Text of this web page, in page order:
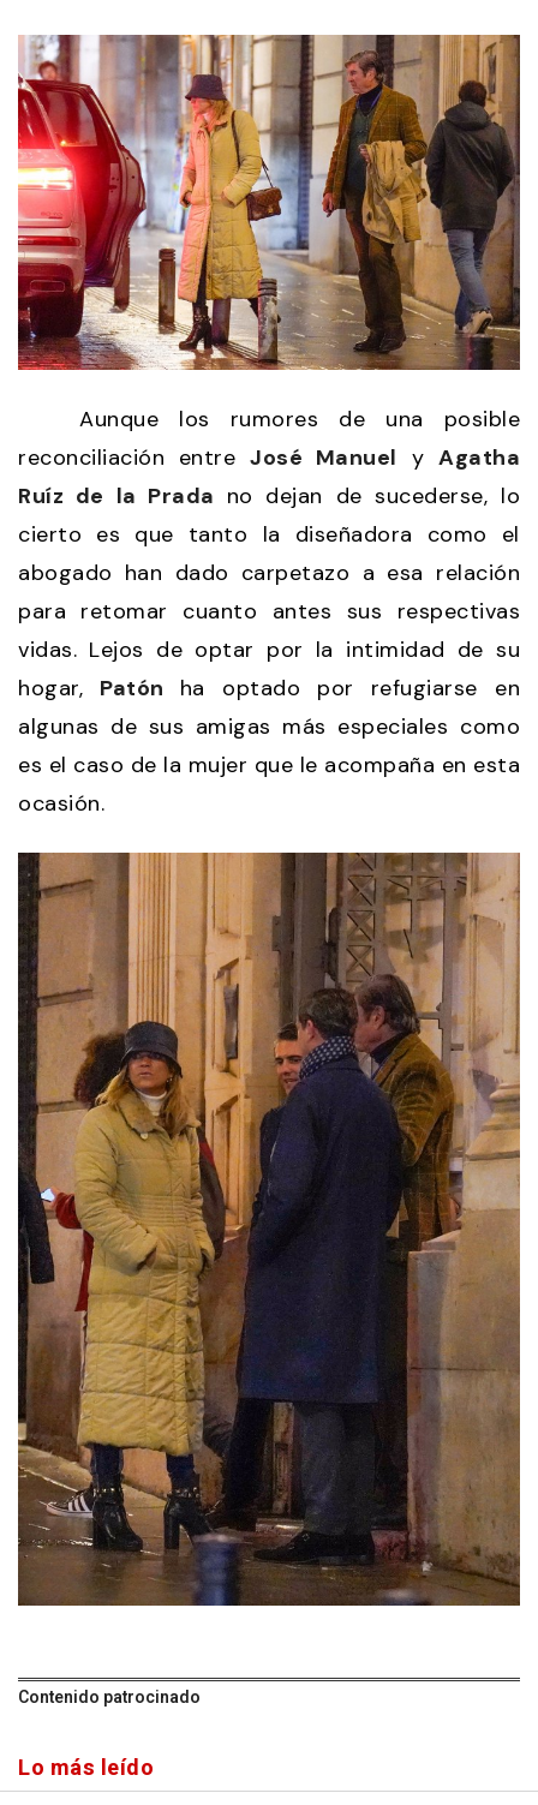
Aunque los rumores de una posible
reconciliación entreJosé Manuel yAgatha
Ruíz de la Prada no dejan de sucederse, lo
cierto es que tanto la diseñadora como el
abogado han dado carpetazo a esa relación
para retomar cuanto antes sus respectivas
vidas. Lejos de optar por la intimidad de su
hogar, Patón ha optado por refugiarse en
algunas de sus amigas más especiales como
es el caso de la mujer que le acompaña en esta
ocasión.
Contenido patrocinado
Lo más leído